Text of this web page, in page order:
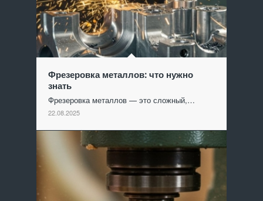
Фрезеровка металлов: что нужно
знать
Фрезеровка металлов — это сложный,…
22.08.2025